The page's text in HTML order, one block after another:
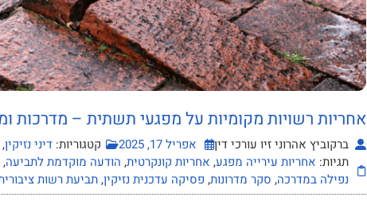
אחריות רשויות מקומיות על מפגעי תשתית – מדרכות
ברקוביץ אהרוני זיו עורכי דין אפריל 17, 2025 קטגוריות: דיני נזיקין
תגיות: אחריות עירייה מפגע, אחריות קונקרטית, הודעה מוקדמת לתביעה,
נפילה במדרכה, סקר מדרונות, פסיקה עדכנית נזיקין,תביעת רשות